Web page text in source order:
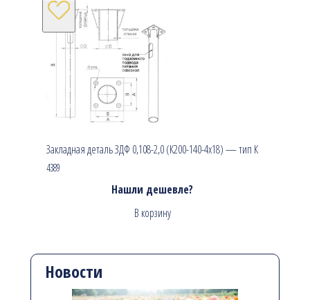
Закладная деталь ЗДФ 0,108-2,0 (К200-140-4х18) — тип К
4389
Нашли дешевле?
В корзину
Новости